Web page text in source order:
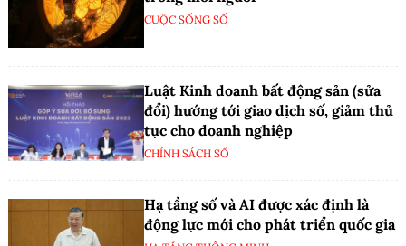
CUỘC SỐNG SỐ
Luật Kinh doanh bất động sản (sửa
đổi) hướng tới giao dịch số, giảm thủ
tục cho doanh nghiệp
CHÍNH SÁCH SỐ
Hạ tầng số và AI được xác định là
động lực mới cho phát triển quốc gia